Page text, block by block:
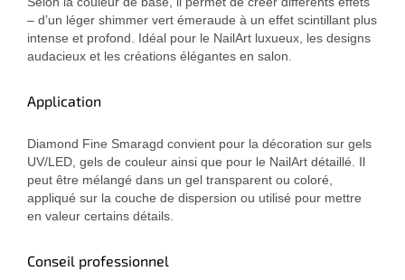
– d’un léger shimmer vert émeraude à un effet scintillant plus
intense et profond. Idéal pour le NailArt luxueux, les designs
audacieux et les créations élégantes en salon.
Application
Diamond Fine Smaragd convient pour la décoration sur gels
UV/LED, gels de couleur ainsi que pour le NailArt détaillé. Il
peut être mélangé dans un gel transparent ou coloré,
appliqué sur la couche de dispersion ou utilisé pour mettre
en valeur certains détails.
Conseil professionnel